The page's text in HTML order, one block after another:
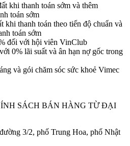
khi thanh toán sớm và thêm
toán sớm
khi thanh toán theo tiến độ chuẩn và
toán sớm
đối với hội viên VinClub
0% lãi suất và ân hạn nợ gốc trong
và gói chăm sóc sức khoẻ Vimec
SÁCH BÁN HÀNG TỪ ĐẠI
3/2, phố Trung Hoa, phố Nhật